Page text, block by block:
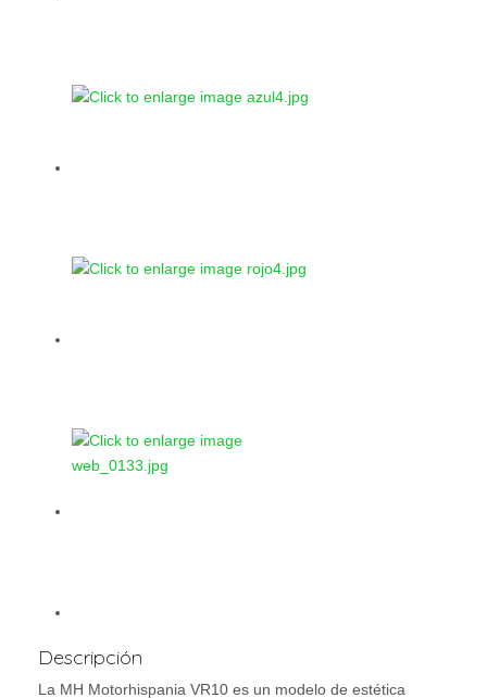
Descripción
La MH Motorhispania VR10 es un modelo de estética